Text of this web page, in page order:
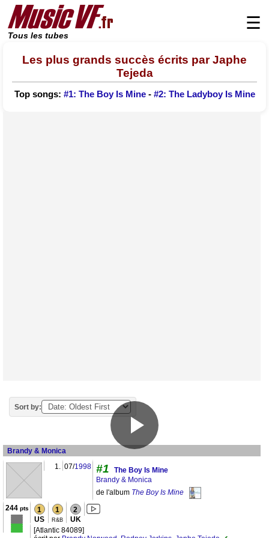
Tous les tubes
☰
Les plus grands succès écrits par Japhe
Tejeda
Top songs: #1: The Boy Is Mine- #2: The Ladyboy Is Mine
Sort by:
Brandy & Monica
1. 07/1998 #1
The Boy Is Mine
Brandy & Monica
de l'album The Boy Is Mine
244pts 1
US
1
R&B
2
UK
[Atlantic 84089]